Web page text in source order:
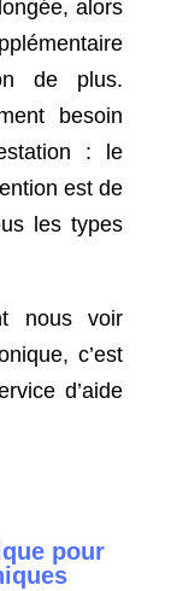
alors
de plus.
besoin
: le
est de
les types
nous voir
c’est
d’aide
pour